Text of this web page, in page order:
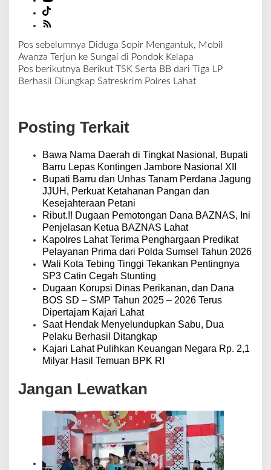
N
a
v
a
s
Pos sebelumnya Diduga Sopir Mengantuk, Mobil
Avanza Terjun ke Sungai di Pondok Kelapa
Pos berikutnya Berikut TSK Serta BB dari Tiga LP
Berhasil Diungkap Satreskrim Polres Lahat
Posting Terkait
Bawa Nama Daerah di Tingkat Nasional, Bupati
Barru Lepas Kontingen Jambore Nasional XII
Bupati Barru dan Unhas Tanam Perdana Jagung
JJUH, Perkuat Ketahanan Pangan dan
Kesejahteraan Petani
Ribut.!! Dugaan Pemotongan Dana BAZNAS, Ini
Penjelasan Ketua BAZNAS Lahat
Kapolres Lahat Terima Penghargaan Predikat
Pelayanan Prima dari Polda Sumsel Tahun 2026
Wali Kota Tebing Tinggi Tekankan Pentingnya
SP3 Catin Cegah Stunting
Dugaan Korupsi Dinas Perikanan, dan Dana
BOS SD – SMP Tahun 2025 – 2026 Terus
Dipertajam Kajari Lahat
Saat Hendak Menyelundupkan Sabu, Dua
Pelaku Berhasil Ditangkap
Kajari Lahat Pulihkan Keuangan Negara Rp. 2,1
Milyar Hasil Temuan BPK RI
Jangan Lewatkan